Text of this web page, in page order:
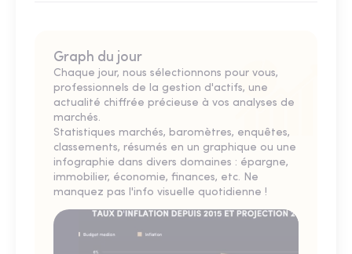
Graph du jour
Chaque jour, nous sélectionnons pour vous,
professionnels de la gestion d'actifs, une
actualité chiffrée précieuse à vos analyses de
marchés.
Statistiques marchés, baromètres, enquêtes,
classements, résumés en un graphique ou une
infographie dans divers domaines : épargne,
immobilier, économie, finances, etc. Ne
manquez pas l'info visuelle quotidienne !